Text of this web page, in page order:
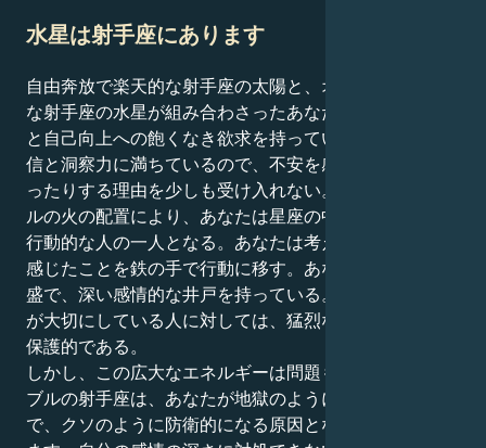
水星は射手座にあります
自由奔放で楽天的な射手座の太陽と、オープンマインド
な射手座の水星が組み合わさったあなたは、不屈の精神
と自己向上への飽くなき欲求を持っている。あなたは自
信と洞察力に満ちているので、不安を感じたり自分を疑
ったりする理由を少しも受け入れない。このダブルバレ
ルの火の配置により、あなたは星座の中で最も意欲的で
行動的な人の一人となる。あなたは考えるのではなく、
感じたことを鉄の手で行動に移す。あなたは好奇心が旺
盛で、深い感情的な井戸を持っている。しかし、あなた
が大切にしている人に対しては、猛烈な忠誠心を持ち、
保護的である。
しかし、この広大なエネルギーは問題も引き起こす。ダ
ブルの射手座は、あなたが地獄のようにドラマチック
で、クソのように防衛的になる原因となる可能性があり